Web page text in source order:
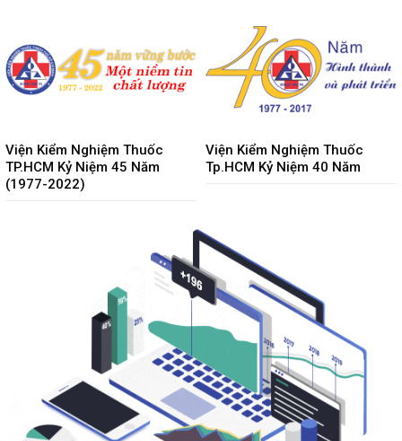
Viện Kiểm Nghiệm Thuốc
TP.HCM Kỷ Niệm 45 Năm
(1977-2022)
Viện Kiểm Nghiệm Thuốc
Tp.HCM Kỷ Niệm 40 Năm